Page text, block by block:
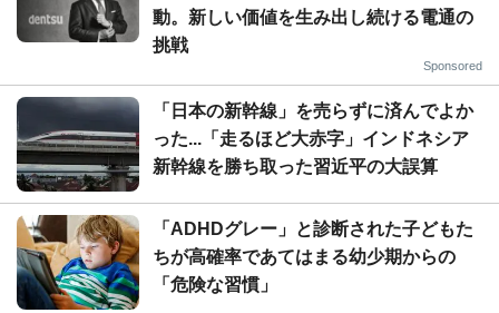
動。新しい価値を生み出し続ける電通の
挑戦
Sponsored
「日本の新幹線」を売らずに済んでよか
った...「走るほど大赤字」インドネシア
新幹線を勝ち取った習近平の大誤算
「ADHDグレー」と診断された子どもた
ちが高確率であてはまる幼少期からの
「危険な習慣」